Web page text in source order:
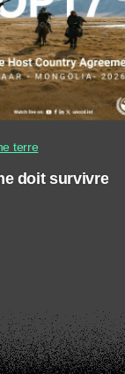
terre
doit survivre